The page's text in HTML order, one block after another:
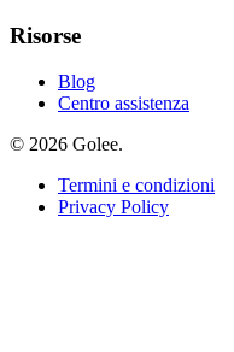
Risorse
Blog
Centro assistenza
© 2026 Golee.
Termini e condizioni
Privacy Policy